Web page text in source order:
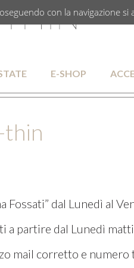
E-SHOP
thin
dal Lunedì al
partire dal Lunedì
mail corretto e
con la navigazione